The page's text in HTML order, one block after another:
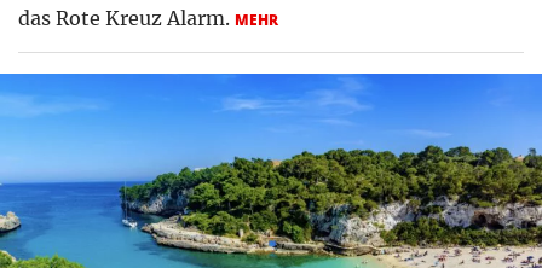
das Rote Kreuz Alarm. MEHR